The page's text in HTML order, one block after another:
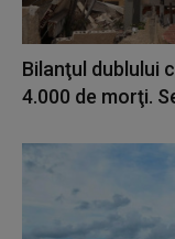
Bilanţul dublului
4.000 de morţi.